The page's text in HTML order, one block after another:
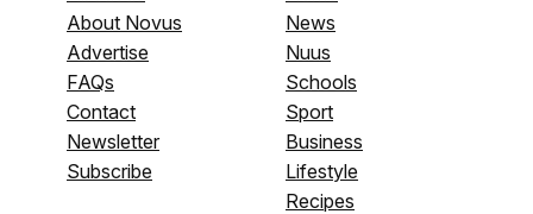
About Novus
Advertise
FAQs
Contact
Newsletter
Subscribe
News
Nuus
Schools
Sport
Business
Lifestyle
Recipes